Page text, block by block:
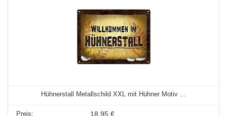
Hühnerstall Metallschild XXL mit Hühner Motiv ...
18,95 €